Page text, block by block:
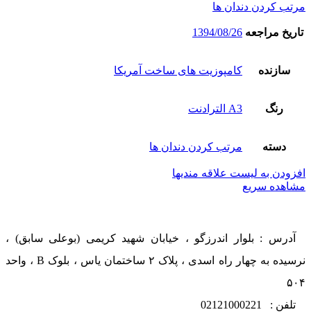
مرتب کردن دندان ها
تاریخ مراجعه 1394/08/26
سازنده کامپوزیت های ساخت آمریکا
رنگ A3 الترادنت
دسته مرتب کردن دندان ها
افزودن به لیست علاقه مندیها
مشاهده سریع
آدرس : بلوار اندرزگو ، خیابان شهید کریمی (بوعلی سابق) ،
نرسیده به چهار راه اسدی ، پلاک ۲ ساختمان یاس ، بلوک B ، واحد
۵۰۴
تلفن : 02121000221